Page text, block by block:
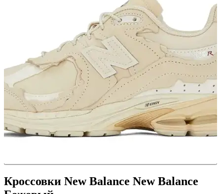
Кроссовки New Balance New Balance